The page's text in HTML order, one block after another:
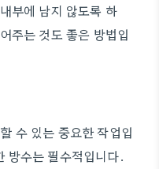
부에 남지 않도록 하
주는 것도 좋은 방법입
수 있는 중요한 작업입
방수는 필수적입니다.